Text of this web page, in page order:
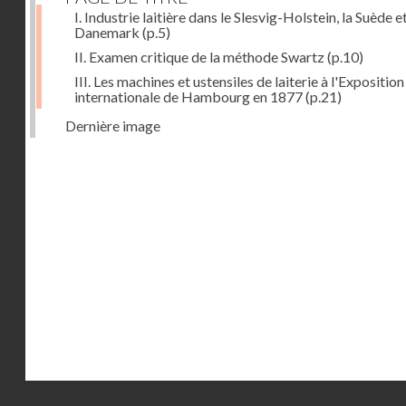
I. Industrie laitière dans le Slesvig-Holstein, la Suède
Danemark (p.5)
II. Examen critique de la méthode Swartz(p.10)
III. Les machines et ustensiles de laiterie à l'Exposition
internationale de Hambourg en 1877(p.21)
Dernière image